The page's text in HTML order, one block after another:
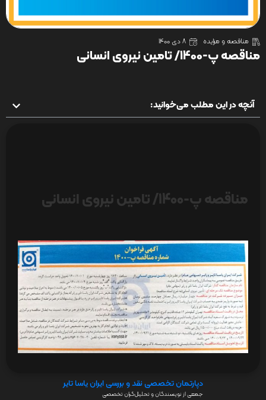
مناقصه و مزایده 8 دی 1400
مناقصه پ-1400/ تامین نیروی انسانی
آنچه در این مطلب می‌خوانید:
مناقصه پ-1400/ تامین نیروی انسانی
دپارتمان تخصصی نقد و بررسی ایران یاسا تایر
جمعی از نویسندگان و تحلیل‌گران تخصصی